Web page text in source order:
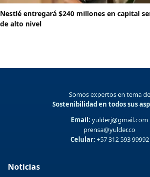
Nestlé entregará $240 millones en capital
de alto nivel
Somos expertos en tema de
Sostenibilidad en todos sus
Email: yulderj@gmail.com
prensa@yulder.co
Celular: +57 312 593 99992
Noticias